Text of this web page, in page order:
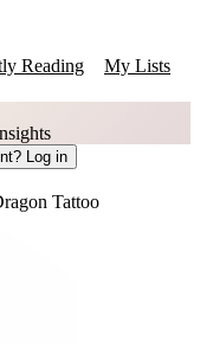
Reading
My Lists
Log in
Tattoo